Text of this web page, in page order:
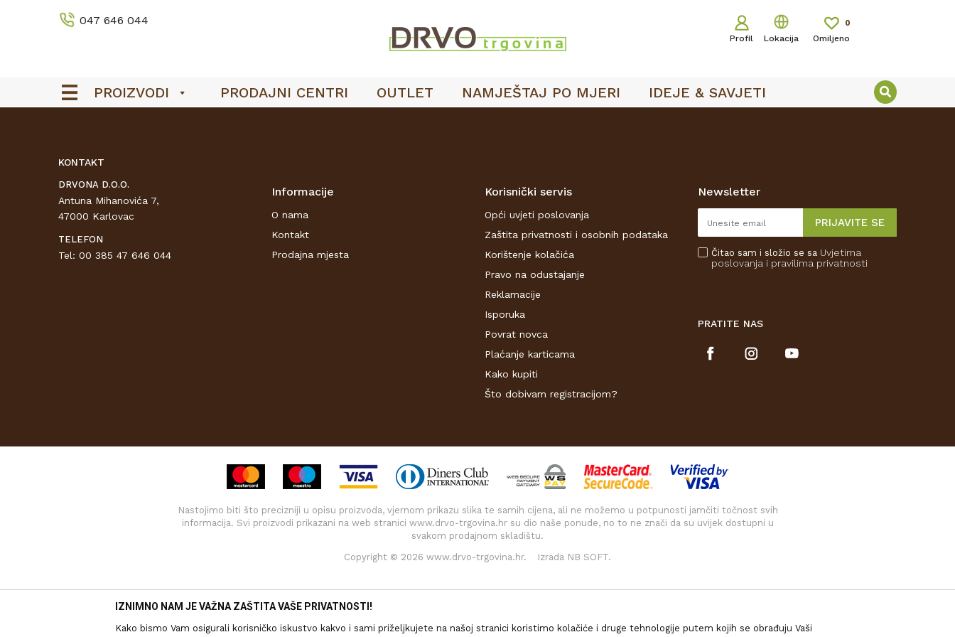
047 646 044
Profil Lokacija Omiljeno
0
PROIZVODI PRODAJNI CENTRI OUTLET NAMJEŠTAJ PO MJERI IDEJE & SAVJETI
KONTAKT
DRVONA D.O.O.
Antuna Mihanovića 7,
47000 Karlovac
TELEFON
Tel: 00 385 47 646 044
Informacije
O nama
Kontakt
Prodajna mjesta
Korisnički servis
Opći uvjeti poslovanja
Zaštita privatnosti i osobnih podataka
Korištenje kolačića
Pravo na odustajanje
Reklamacije
Isporuka
Povrat novca
Plaćanje karticama
Kako kupiti
Što dobivam registracijom?
Newsletter
PRIJAVITE SE
Čitao sam i složio se sa Uvjetima
poslovanja i pravilima privatnosti
PRATITE NAS
Nastojimo biti što precizniji u opisu proizvoda, vjernom prikazu slika te samih cijena, ali ne možemo u potpunosti jamčiti točnost svih
informacija. Svi proizvodi prikazani na web stranici www.drvo-trgovina.hr su dio naše ponude, no to ne znači da su uvijek dostupni u
svakom prodajnom skladištu.
Copyright © 2026 www.drvo-trgovina.hr. Izrada NB SOFT.
IZNIMNO NAM JE VAŽNA ZAŠTITA VAŠE PRIVATNOSTI!
Kako bismo Vam osigurali korisničko iskustvo kakvo i sami priželjkujete na našoj stranici koristimo kolačiće i druge tehnologije putem kojih se obrađuju Vaši